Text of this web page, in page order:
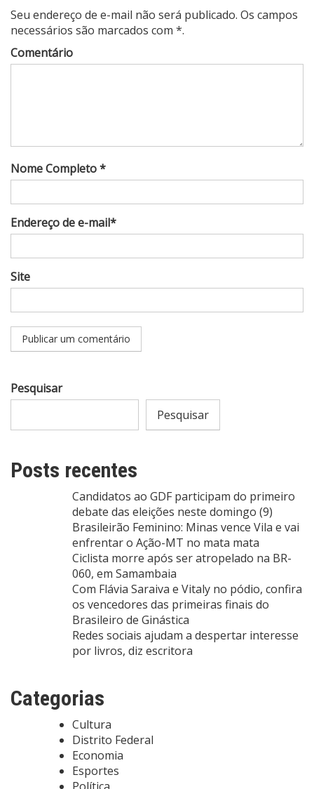
Seu endereço de e-mail não será publicado. Os campos
necessários são marcados com *.
Comentário
Nome Completo *
Endereço de e-mail*
Site
Pesquisar
Pesquisar
Posts recentes
Candidatos ao GDF participam do primeiro
debate das eleições neste domingo (9)
Brasileirão Feminino: Minas vence Vila e vai
enfrentar o Ação-MT no mata mata
Ciclista morre após ser atropelado na BR-
060, em Samambaia
Com Flávia Saraiva e Vitaly no pódio, confira
os vencedores das primeiras finais do
Brasileiro de Ginástica
Redes sociais ajudam a despertar interesse
por livros, diz escritora
Categorias
Cultura
Distrito Federal
Economia
Esportes